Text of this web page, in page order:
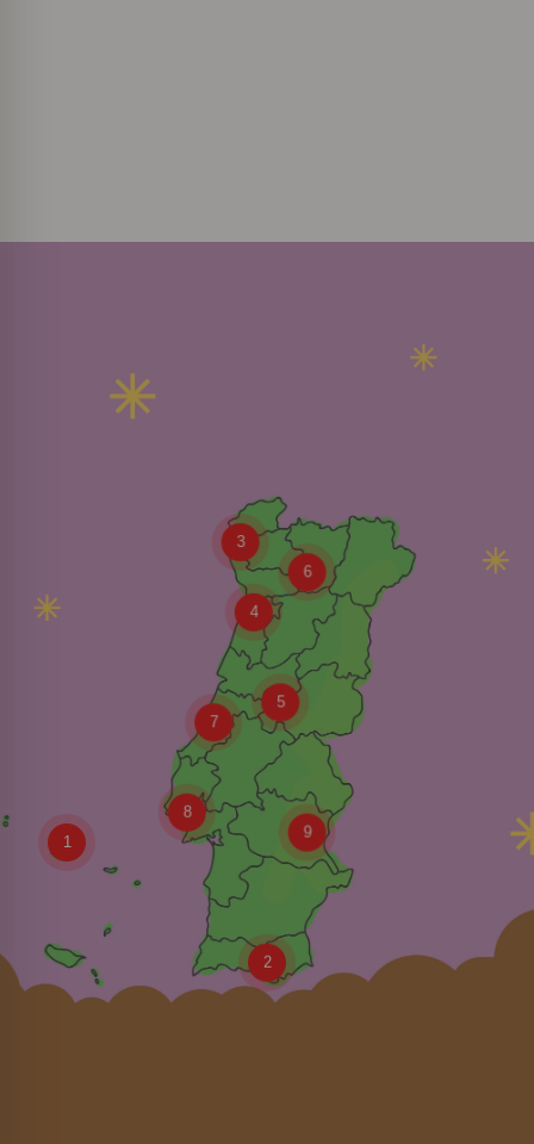
1
2
3
4
5
6
7
8
9